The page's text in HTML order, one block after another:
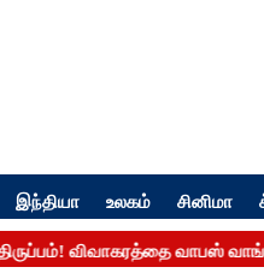
இந்தியா உலகம் சினிமா